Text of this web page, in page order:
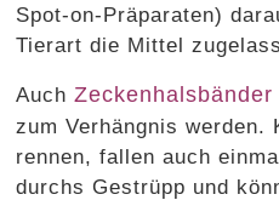
Spot-on-Präparaten)
Tierart die Mittel
AuchZeckenhalsbänder
zum Verhängnis werden.
rennen, fallen auch
durchs Gestrüpp und